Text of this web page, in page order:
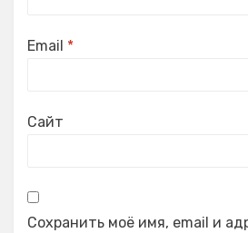
Email *
Сайт
Сохранить моё имя, email и